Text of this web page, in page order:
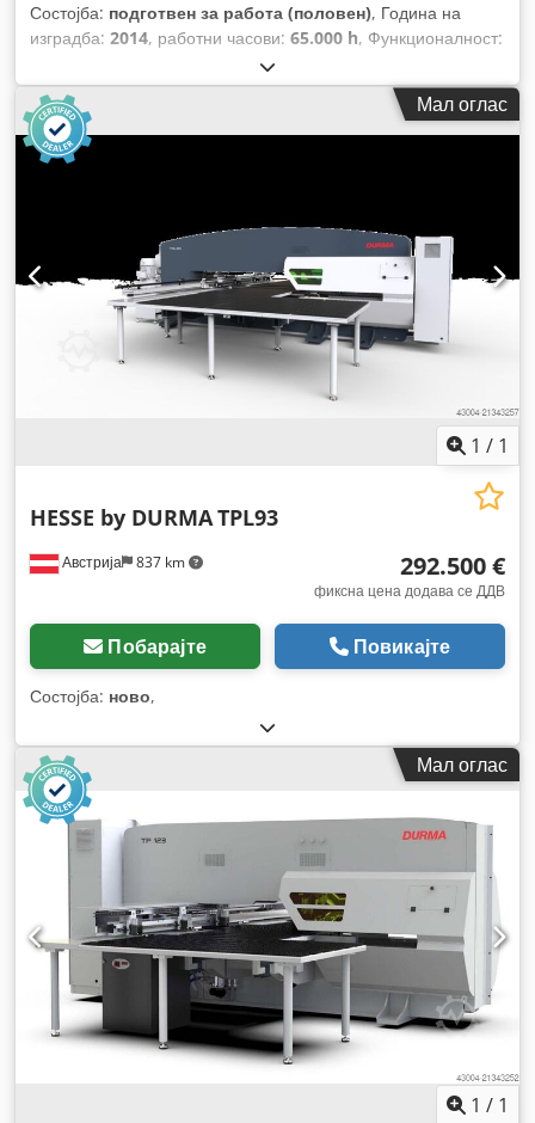
Состојба: подготвен за работа (половен), Година на
изградба: 2014, работни часови: 65.000 h, Функционалност:
, сила на пробивање:
дебелина на лим:8 мм, растојание на движење на Х-
оската:3.050 мм 1.550 мм ,
максимална тежина на работното парче:200 кг,
Мал оглас
1 / 1
Австрија 837 km
HESSE by DURMATPL93
292.500 €
фиксна цена додава се ДДВ
Побарајте Повикајте
Состојба: ново,
Мал оглас
1 / 1